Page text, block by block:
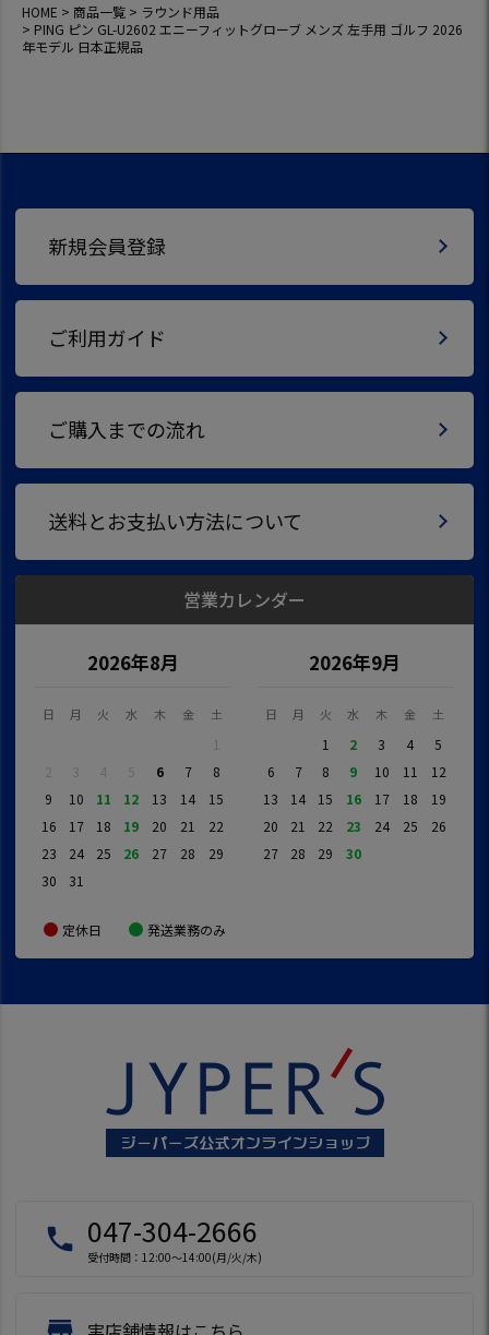
HOME 商品一覧
ラウンド用品
PING ピン GL-U2602 エニーフィットグローブ メンズ 左手用 ゴルフ 2026
年モデル 日本正規品
新規会員登録
ご利用ガイド
ご購入までの流れ
送料とお支払い方法について
営業カレンダー
2026年8月
日 月 火 水 木 金 土
1
2
3 4 5 6 7
8
9
10 11 12 13 14
15
16
17 18 19 20 21
22
23
24 25 26 27 28
29
30
31
2026年9月
日 月 火 水 木 金 土
1 2 3 4
5
6
7 8 9 10 11
12
13
14 15 16 17 18
19
20
21 22 23 24 25
26
27
28 29 30
定休日 発送業務のみ
local_phone 047-304-2666
受付時間：12:00～14:00(月/火/木)